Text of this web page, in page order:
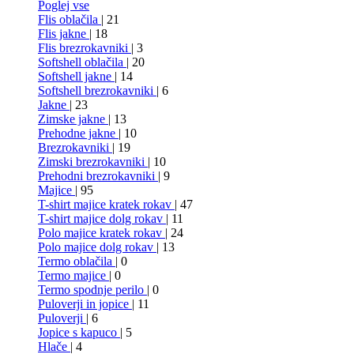
Poglej vse
Flis oblačila | 21
Flis jakne | 18
Flis brezrokavniki | 3
Softshell oblačila | 20
Softshell jakne | 14
Softshell brezrokavniki | 6
Jakne | 23
Zimske jakne | 13
Prehodne jakne | 10
Brezrokavniki | 19
Zimski brezrokavniki | 10
Prehodni brezrokavniki | 9
Majice | 95
T-shirt majice kratek rokav | 47
T-shirt majice dolg rokav | 11
Polo majice kratek rokav | 24
Polo majice dolg rokav | 13
Termo oblačila | 0
Termo majice | 0
Termo spodnje perilo | 0
Puloverji in jopice | 11
Puloverji | 6
Jopice s kapuco | 5
Hlače | 4